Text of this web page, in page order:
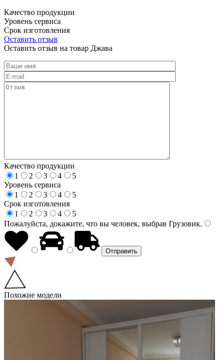
Качество продукции
Уровень сервиса
Срок изготовления
Оставить отзыв
Оставить отзыв на товар Джава
Качество продукции
1
2 3 4
5
Уровень сервиса
1
2 3 4
5
Срок изготовления
1
2 3 4
5
Пожалуйста, докажите, что вы человек, выбрав Грузовик.
Похожие модели